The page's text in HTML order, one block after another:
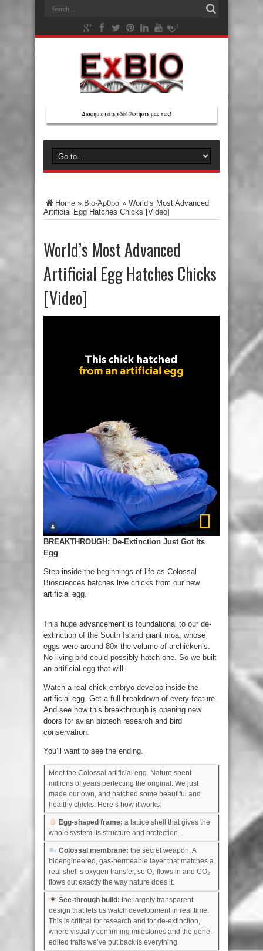
Home » Βιο-Άρθρα » World’s Most Advanced
Artificial Egg Hatches Chicks [Video]
World’s Most Advanced
Artificial Egg Hatches Chicks
[Video]
BREAKTHROUGH: De-Extinction Just Got Its
Egg
Step inside the beginnings of life as Colossal
Biosciences hatches live chicks from our new
artificial egg.
This huge advancement is foundational to our de-
extinction of the South Island giant moa, whose
eggs were around 80x the volume of a chicken’s.
No living bird could possibly hatch one. So we built
an artificial egg that will.
Watch a real chick embryo develop inside the
artificial egg. Get a full breakdown of every feature.
And see how this breakthrough is opening new
doors for avian biotech research and bird
conservation.
You’ll want to see the ending.
Meet the Colossal artificial egg. Nature spent
millions of years perfecting the original. We just
made our own, and hatched some beautiful and
healthy chicks. Here’s how it works:
Egg-shaped frame: a lattice shell that gives the
whole system its structure and protection.
Colossal membrane: the secret weapon. A
bioengineered, gas-permeable layer that matches a
real shell’s oxygen transfer, so O₂ flows in and CO₂
flows out exactly the way nature does it.
See-through build: the largely transparent
design that lets us watch development in real time.
This is critical for research and for de-extinction,
where visually confirming milestones and the gene-
edited traits we’ve put back is everything.